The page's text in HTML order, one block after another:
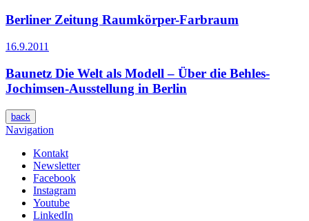
Berliner Zeitung Raumkörper-Farbraum
16.9.2011
Baunetz Die Welt als Modell – Über die Behles-
Jochimsen-Ausstellung in Berlin
back
Navigation
Kontakt
Newsletter
Facebook
Instagram
Youtube
LinkedIn